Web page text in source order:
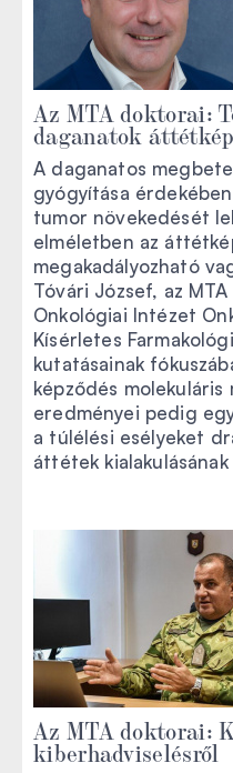
Az MTA doktorai:
daganatok
A daganatos
gyógyítása
tumor növekedését
elméletben az
megakadályozható
Tóvári József, az
Onkológiai Intézet
Kísérletes
kutatásainak
képződés molekuláris
eredményei pedig
a túlélési esélyeket
áttétek
Az MTA doktorai:
kiberhadviselésről